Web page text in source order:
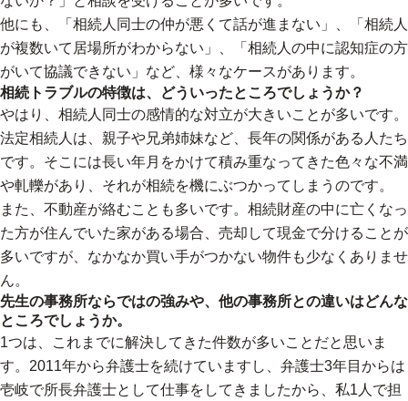
他にも、「相続人同士の仲が悪くて話が進まない」、「相続人
が複数いて居場所がわからない」、「相続人の中に認知症の方
がいて協議できない」など、様々なケースがあります。
相続トラブルの特徴は、どういったところでしょうか？
やはり、相続人同士の感情的な対立が大きいことが多いです。
法定相続人は、親子や兄弟姉妹など、長年の関係がある人たち
です。そこには長い年月をかけて積み重なってきた色々な不満
や軋轢があり、それが相続を機にぶつかってしまうのです。
また、不動産が絡むことも多いです。相続財産の中に亡くなっ
た方が住んでいた家がある場合、売却して現金で分けることが
多いですが、なかなか買い手がつかない物件も少なくありませ
ん。
先生の事務所ならではの強みや、他の事務所との違いはどんな
ところでしょうか。
1つは、これまでに解決してきた件数が多いことだと思いま
す。2011年から弁護士を続けていますし、弁護士3年目からは
壱岐で所長弁護士として仕事をしてきましたから、私1人で担